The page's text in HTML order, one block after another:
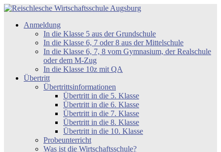
Zum
springen
Reischlesche
Wirtschaftsschule
Anmeldung
In die Klasse 5 aus der Grundschule
In die Klasse 6, 7 oder 8 aus der Mittelschule
In die Klasse 6, 7, 8 vom Gymnasium, der Realschule
oder dem M-Zug
In die Klasse 10z mit QA
Übertritt
Übertrittsinformationen
Übertritt in die 5. Klasse
Übertritt in die 6. Klasse
Übertritt in die 7. Klasse
Übertritt in die 8. Klasse
Übertritt in die 10. Klasse
Probeunterricht
Was ist die Wirtschaftsschule?